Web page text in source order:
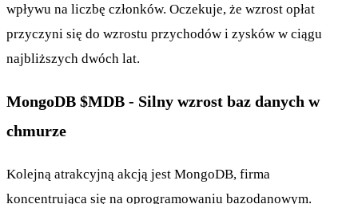
wpływu na liczbę członków. Oczekuje, że wzrost opłat
przyczyni się do wzrostu przychodów i zysków w ciągu
najbliższych dwóch lat.
MongoDB $MDB - Silny wzrost baz danych w
chmurze
Kolejną atrakcyjną akcją jest MongoDB, firma
koncentrująca się na oprogramowaniu bazodanowym.